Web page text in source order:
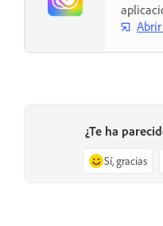
¿Te ha
Sí, gracias